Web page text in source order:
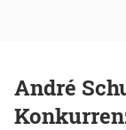
André